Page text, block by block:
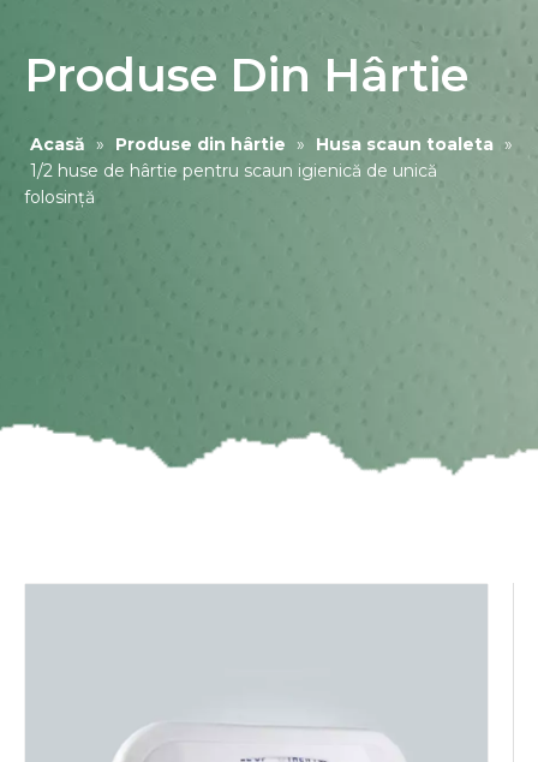
Produse Din Hârtie
Acasă » Produse din hârtie » Husa scaun toaleta »
1/2 huse de hârtie pentru scaun igienică de unică
folosință